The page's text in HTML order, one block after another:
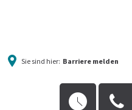
Sie sind hier: Barriere melden